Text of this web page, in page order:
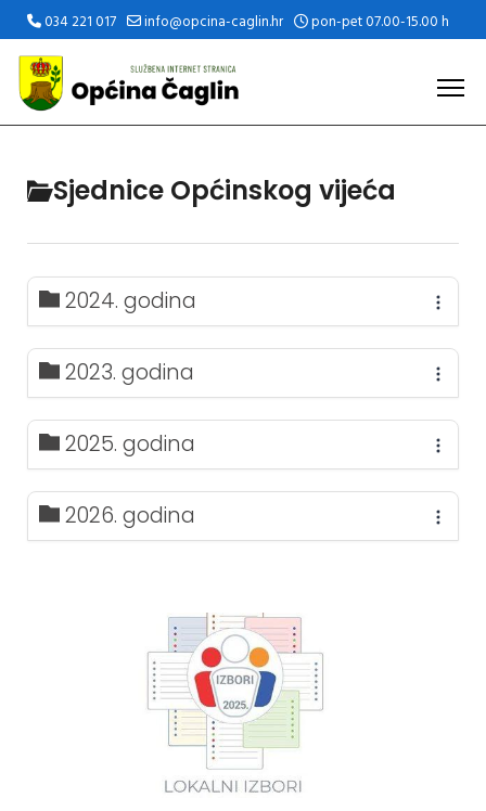
034 221 017 info@opcina-caglin.hr pon-pet 07.00-15.00 h
Sjednice Općinskog vijeća
2024. godina
2023. godina
2025. godina
2026. godina